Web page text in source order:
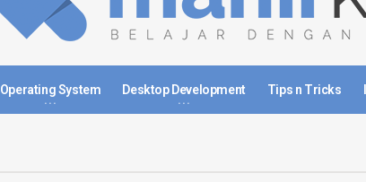
Operating System Desktop Development Tips n Tricks